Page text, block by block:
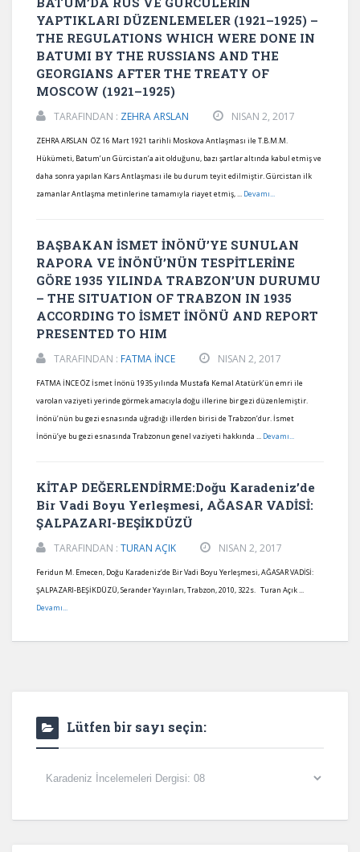
YAPTIKLARI DÜZENLEMELER (1921–1925) –
THE REGULATIONS WHICH WERE DONE IN
BATUMI BY THE RUSSIANS AND THE
GEORGIANS AFTER THE TREATY OF
MOSCOW (1921–1925)
TARAFINDAN : ZEHRA ARSLAN NISAN 2, 2017
ZEHRA ARSLAN ÖZ 16 Mart 1921 tarihli Moskova Antlaşması ile T.B.M.M.
Hükümeti, Batum’un Gürcistan’a ait olduğunu, bazı şartlar altında kabul etmiş ve
daha sonra yapılan Kars Antlaşması ile bu durum teyit edilmiştir. Gürcistan ilk
zamanlar Antlaşma metinlerine tamamıyla riayet etmiş, ... Devamı...
BAŞBAKAN İSMET İNÖNÜ’YE SUNULAN
RAPORA VE İNÖNÜ’NÜN TESPİTLERİNE
GÖRE 1935 YILINDA TRABZON’UN DURUMU
– THE SITUATION OF TRABZON IN 1935
ACCORDING TO İSMET İNÖNÜ AND REPORT
PRESENTED TO HIM
TARAFINDAN : FATMA İNCE NISAN 2, 2017
FATMA İNCE ÖZ İsmet İnönü 1935 yılında Mustafa Kemal Atatürk’ün emri ile
varolan vaziyeti yerinde görmek amacıyla doğu illerine bir gezi düzenlemiştir.
İnönü’nün bu gezi esnasında uğradığı illerden birisi de Trabzon’dur. İsmet
İnönü’ye bu gezi esnasında Trabzonun genel vaziyeti hakkında ... Devamı...
KİTAP DEĞERLENDİRME:Doğu Karadeniz’de
Bir Vadi Boyu Yerleşmesi, AĞASAR VADİSİ:
ŞALPAZARI-BEŞİKDÜZÜ
TARAFINDAN : TURAN AÇIK NISAN 2, 2017
Feridun M. Emecen, Doğu Karadeniz’de Bir Vadi Boyu Yerleşmesi, AĞASAR VADİSİ:
ŞALPAZARI-BEŞİKDÜZÜ, Serander Yayınları, Trabzon, 2010, 322s. Turan Açık ...
Devamı...
Lütfen bir sayı seçin:
Lütfen